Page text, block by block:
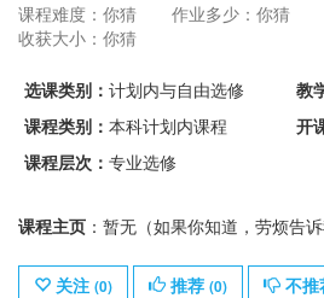
课程难度：你猜 作业多少：你猜
收获大小：你猜
选课类别： 计划内与自由选修 教
课程类别： 本科计划内课程 开
课程层次： 专业选修
课程主页 ：暂无（如果你知道，劳烦告诉
关注 (0) 推荐 (0) 不推